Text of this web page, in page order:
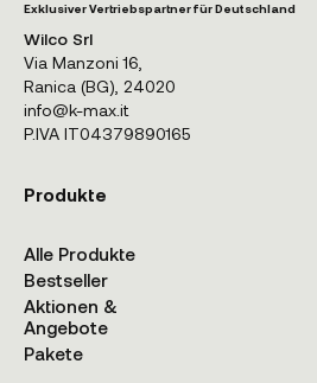
Exklusiver Vertriebspartner für Deutschland
Wilco Srl
Via Manzoni 16,
Ranica (BG), 24020
info@k-max.it
P.IVA IT04379890165
Produkte
Alle Produkte
Bestseller
Aktionen &
Angebote
Pakete